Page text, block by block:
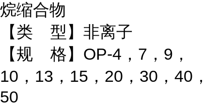
烷缩合物
【类 型】非离子
【规 格】OP-4，7，9，
10，13，15，20，30，40，
50